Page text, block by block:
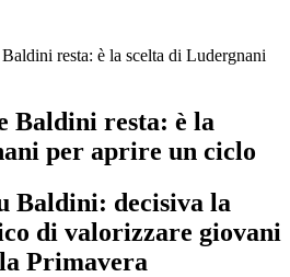
resta: è la scelta di Ludergnani
Baldini resta: è la
per aprire un ciclo
Baldini: decisiva la
di valorizzare giovani
Primavera